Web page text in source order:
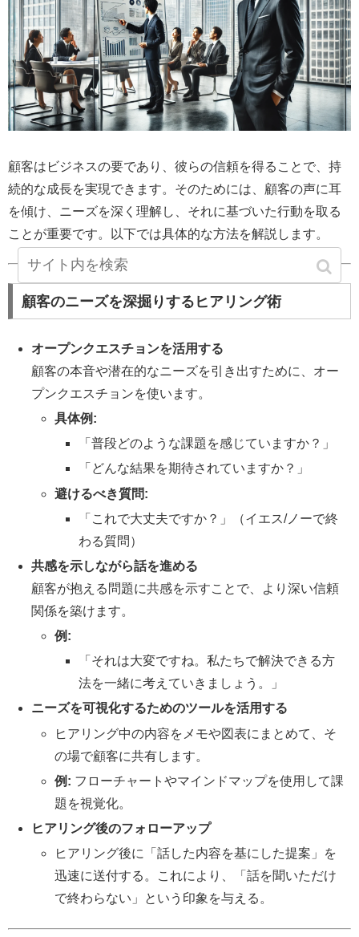
顧客はビジネスの要であり、彼らの信頼を得ることで、持
続的な成長を実現できます。そのためには、顧客の声に耳
を傾け、ニーズを深く理解し、それに基づいた行動を取る
ことが重要です。以下では具体的な方法を解説します。
顧客のニーズを深掘りするヒアリング術
オープンクエスチョンを活用する
顧客の本音や潜在的なニーズを引き出すために、オー
プンクエスチョンを使います。
具体例:
「普段どのような課題を感じていますか？」
「どんな結果を期待されていますか？」
避けるべき質問:
「これで大丈夫ですか？」（イエス/ノーで終
わる質問）
共感を示しながら話を進める
顧客が抱える問題に共感を示すことで、より深い信頼
関係を築けます。
例:
「それは大変ですね。私たちで解決できる方
法を一緒に考えていきましょう。」
ニーズを可視化するためのツールを活用する
ヒアリング中の内容をメモや図表にまとめて、そ
の場で顧客に共有します。
例: フローチャートやマインドマップを使用して課
題を視覚化。
ヒアリング後のフォローアップ
ヒアリング後に「話した内容を基にした提案」を
迅速に送付する。これにより、「話を聞いただけ
で終わらない」という印象を与える。